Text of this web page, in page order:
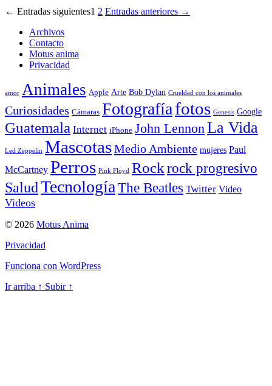
← Entradas siguientes1 2 Entradas anteriores →
Archivos
Contacto
Motus anima
Privacidad
amor Animales Apple Arte Bob Dylan Crueldad con los animales
Curiosidades Cámaras Fotografíafotos Genesis Google
Guatemala Internet iPhone John Lennon La Vida
Led Zeppelin MascotasMedio Ambiente mujeres Paul
McCartney Perros Pink Floyd Rock rock progresivo
SaludTecnología The Beatles Twitter Video
Videos
© 2026 Motus Anima
Privacidad
Funciona con WordPress
Ir arriba ↑ Subir ↑